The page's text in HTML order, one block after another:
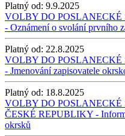
Platný od: 9.9.2025
VOLBY DO
- Oznámení o svolání prvního
Platný od: 22.8.2025
VOLBY DO
- Jmenování zapisovatele
Platný od: 18.8.2025
VOLBY DO
ČESKÉ REPUBLIKY -
okrsků